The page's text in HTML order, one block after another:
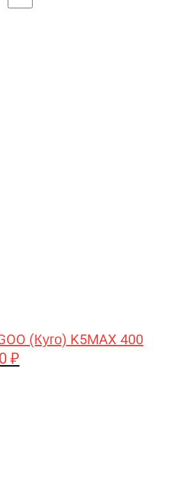
(Куго) K5MAX 400
₽